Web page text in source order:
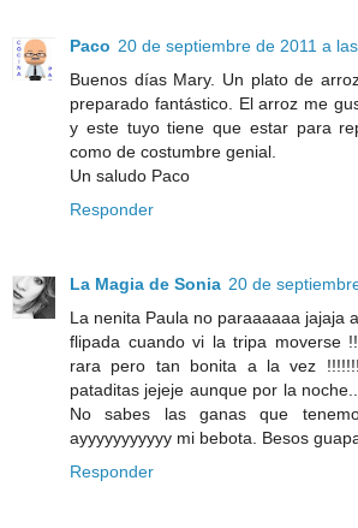
Paco 20 de septiembre de 2011 a
Buenos días Mary. Un plato de
preparado fantástico. El arroz me
y este tuyo tiene que estar para
como de costumbre genial.
Un saludo Paco
Responder
La Magia de Sonia 20 de
La nenita Paula no paraaaaaa jajaja
flipada cuando vi la tripa moverse
rara pero tan bonita a la vez
pataditas jejeje aunque por la
No sabes las ganas que
ayyyyyyyyyyy mi bebota. Besos
Responder